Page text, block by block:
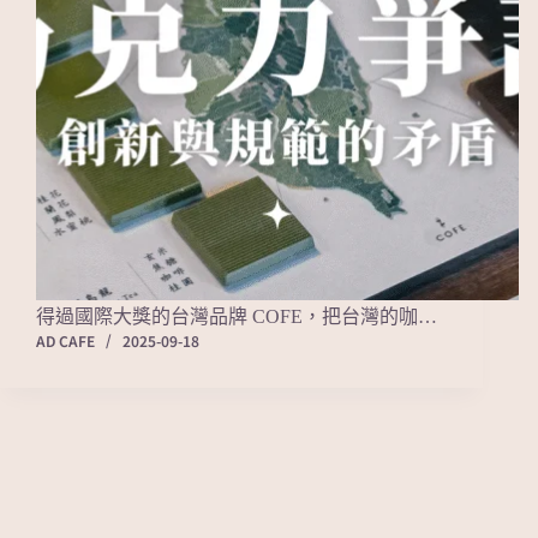
得過國際大獎的台灣品牌 COFE，把台灣的咖…
AD CAFE
2025-09-18